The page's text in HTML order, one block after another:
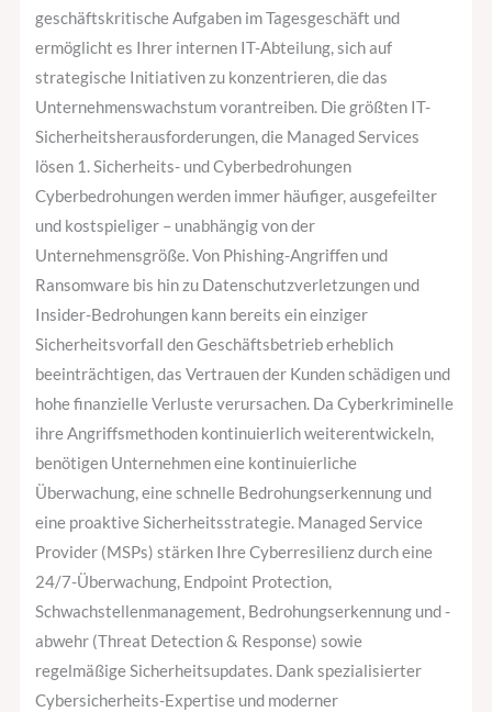
geschäftskritische Aufgaben im Tagesgeschäft und
ermöglicht es Ihrer internen IT-Abteilung, sich auf
strategische Initiativen zu konzentrieren, die das
Unternehmenswachstum vorantreiben. Die größten IT-
Sicherheitsherausforderungen, die Managed Services
lösen 1. Sicherheits- und Cyberbedrohungen
Cyberbedrohungen werden immer häufiger, ausgefeilter
und kostspieliger – unabhängig von der
Unternehmensgröße. Von Phishing-Angriffen und
Ransomware bis hin zu Datenschutzverletzungen und
Insider-Bedrohungen kann bereits ein einziger
Sicherheitsvorfall den Geschäftsbetrieb erheblich
beeinträchtigen, das Vertrauen der Kunden schädigen und
hohe finanzielle Verluste verursachen. Da Cyberkriminelle
ihre Angriffsmethoden kontinuierlich weiterentwickeln,
benötigen Unternehmen eine kontinuierliche
Überwachung, eine schnelle Bedrohungserkennung und
eine proaktive Sicherheitsstrategie. Managed Service
Provider (MSPs) stärken Ihre Cyberresilienz durch eine
24/7-Überwachung, Endpoint Protection,
Schwachstellenmanagement, Bedrohungserkennung und -
abwehr (Threat Detection & Response) sowie
regelmäßige Sicherheitsupdates. Dank spezialisierter
Cybersicherheits-Expertise und moderner